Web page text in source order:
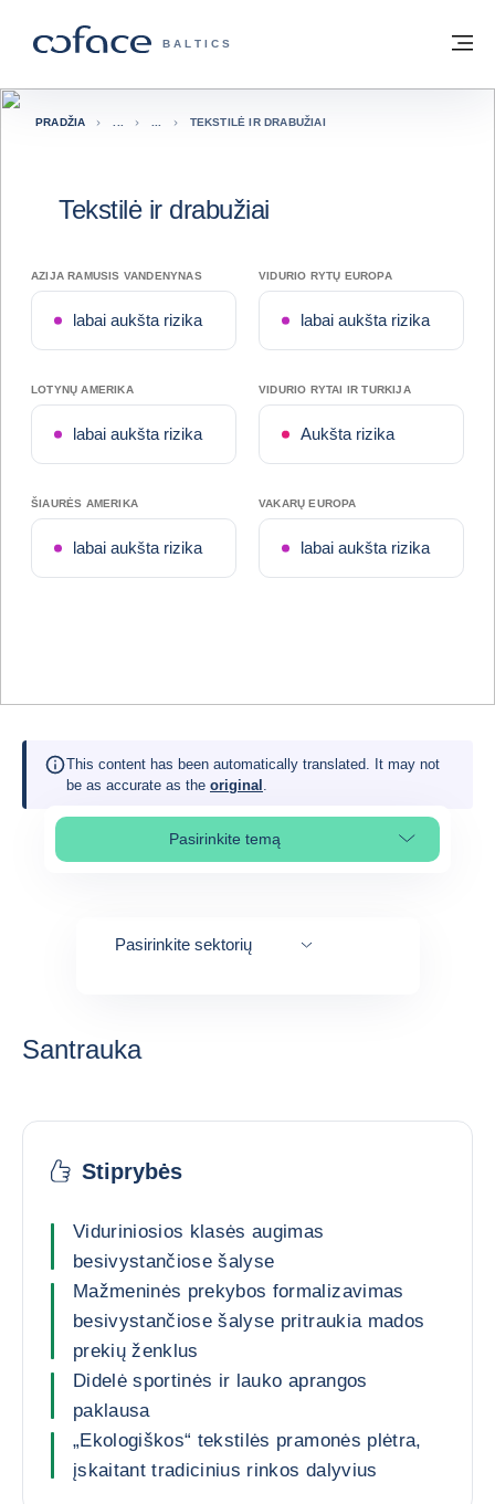
„COFACE“ FOR TRADE - GRUPĖS
BALTICS
Grįžti į pradžią
PRADŽIA TEKSTILĖ IR DRABUŽIAI
Tekstilė ir drabužiai
AZIJA RAMUSIS VANDENYNAS
labai aukšta rizika
VIDURIO RYTŲ EUROPA
labai aukšta rizika
LOTYNŲ AMERIKA
labai aukšta rizika
VIDURIO RYTAI IR TURKIJA
Aukšta rizika
ŠIAURĖS AMERIKA
labai aukšta rizika
VAKARŲ EUROPA
labai aukšta rizika
This content has been automatically translated. It may not
be as accurate as the original .
Pasirinkite temąSelect page section
Pasirinkite sektorių
Santrauka
Stiprybės
Viduriniosios klasės augimas
besivystančiose šalyse
Mažmeninės prekybos formalizavimas
besivystančiose šalyse pritraukia mados
prekių ženklus
Didelė sportinės ir lauko aprangos
paklausa
„Ekologiškos“ tekstilės pramonės plėtra,
įskaitant tradicinius rinkos dalyvius